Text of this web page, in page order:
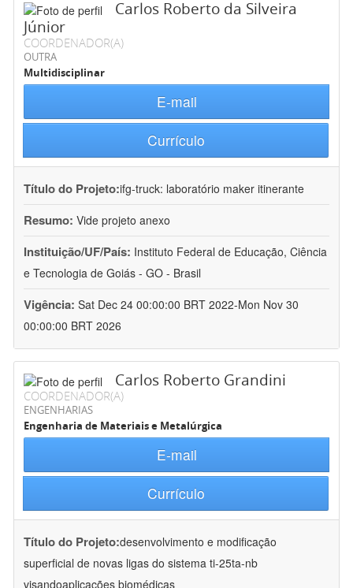
Carlos Roberto da Silveira
Júnior
COORDENADOR(A)
OUTRA
Multidisciplinar
E-mail
Currículo
Título do Projeto:ifg-truck: laboratório maker itinerante
Resumo: Vide projeto anexo
Instituição/UF/País: Instituto Federal de Educação, Ciência
e Tecnologia de Goiás - GO - Brasil
Vigência: Sat Dec 24 00:00:00 BRT 2022-Mon Nov 30
00:00:00 BRT 2026
Carlos Roberto Grandini
COORDENADOR(A)
ENGENHARIAS
Engenharia de Materiais e Metalúrgica
E-mail
Currículo
Título do Projeto:desenvolvimento e modificação
superficial de novas ligas do sistema ti-25ta-nb
visandoaplicações biomédicas